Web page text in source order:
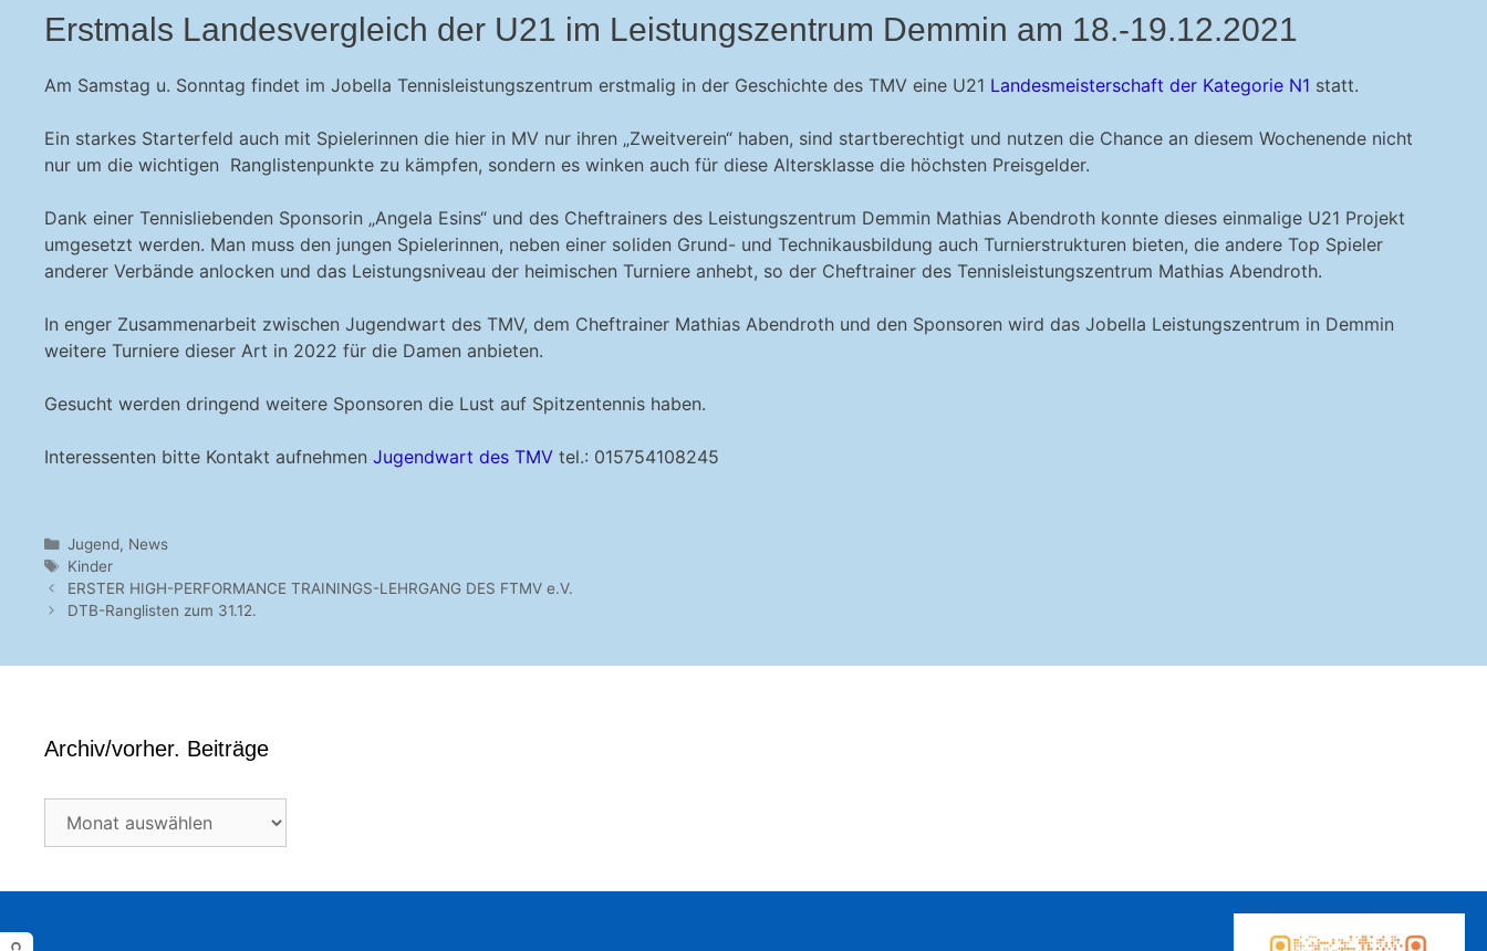
Erstmals Landesvergleich der U21 im Leistungszentrum Demmin am 18.-19.12.2021
Am Samstag u. Sonntag findet im Jobella Tennisleistungszentrum erstmalig in der Geschichte des TMV eine U21 Landesmeisterschaft der Kategorie N1 statt.
Ein starkes Starterfeld auch mit Spielerinnen die hier in MV nur ihren „Zweitverein“ haben, sind startberechtigt und nutzen die Chance an diesem Wochenende nicht
nur um die wichtigen Ranglistenpunkte zu kämpfen, sondern es winken auch für diese Altersklasse die höchsten Preisgelder.
Dank einer Tennisliebenden Sponsorin „Angela Esins“ und des Cheftrainers des Leistungszentrum Demmin Mathias Abendroth konnte dieses einmalige U21 Projekt
umgesetzt werden. Man muss den jungen Spielerinnen, neben einer soliden Grund- und Technikausbildung auch Turnierstrukturen bieten, die andere Top Spieler
anderer Verbände anlocken und das Leistungsniveau der heimischen Turniere anhebt, so der Cheftrainer des Tennisleistungszentrum Mathias Abendroth.
In enger Zusammenarbeit zwischen Jugendwart des TMV, dem Cheftrainer Mathias Abendroth und den Sponsoren wird das Jobella Leistungszentrum in Demmin
weitere Turniere dieser Art in 2022 für die Damen anbieten.
Gesucht werden dringend weitere Sponsoren die Lust auf Spitzentennis haben.
Interessenten bitte Kontakt aufnehmen Jugendwart des TMV tel.: 015754108245
Kategorien
Jugend, News
Schlagwörter
Kinder
ERSTER HIGH-PERFORMANCE TRAININGS-LEHRGANG DES FTMV e.V.
DTB-Ranglisten zum 31.12.
Archiv/vorher. Beiträge
Beiträge